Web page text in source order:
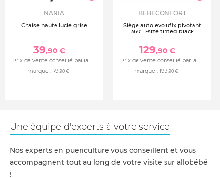
NANIA
Chaise haute lucie grise
39,90 €
Prix de vente conseillé par la
marque : 79,90 €
BEBECONFORT
Siège auto evolufix pivotant
360° i-size tinted black
129,90 €
Prix de vente conseillé par la
marque : 199,90 €
Une équipe d'experts à votre service
Nos experts en puériculture vous conseillent et vous
accompagnent tout au long de votre visite sur allobébé
!